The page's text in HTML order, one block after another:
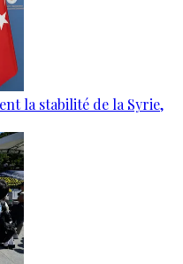
la stabilité de la Syrie,